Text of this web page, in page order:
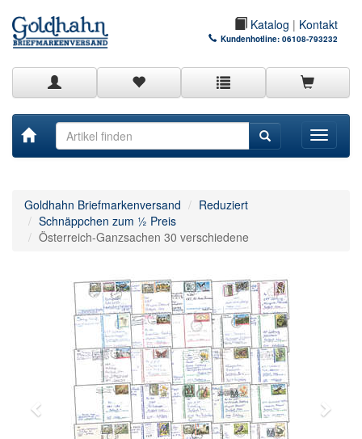
Katalog | Kontakt
Kundenhotline: 06108-793232
Toggle
Goldhahn Briefmarkenversand
Reduziert
Schnäppchen zum ½ Preis
Österreich-Ganzsachen 30 verschiedene